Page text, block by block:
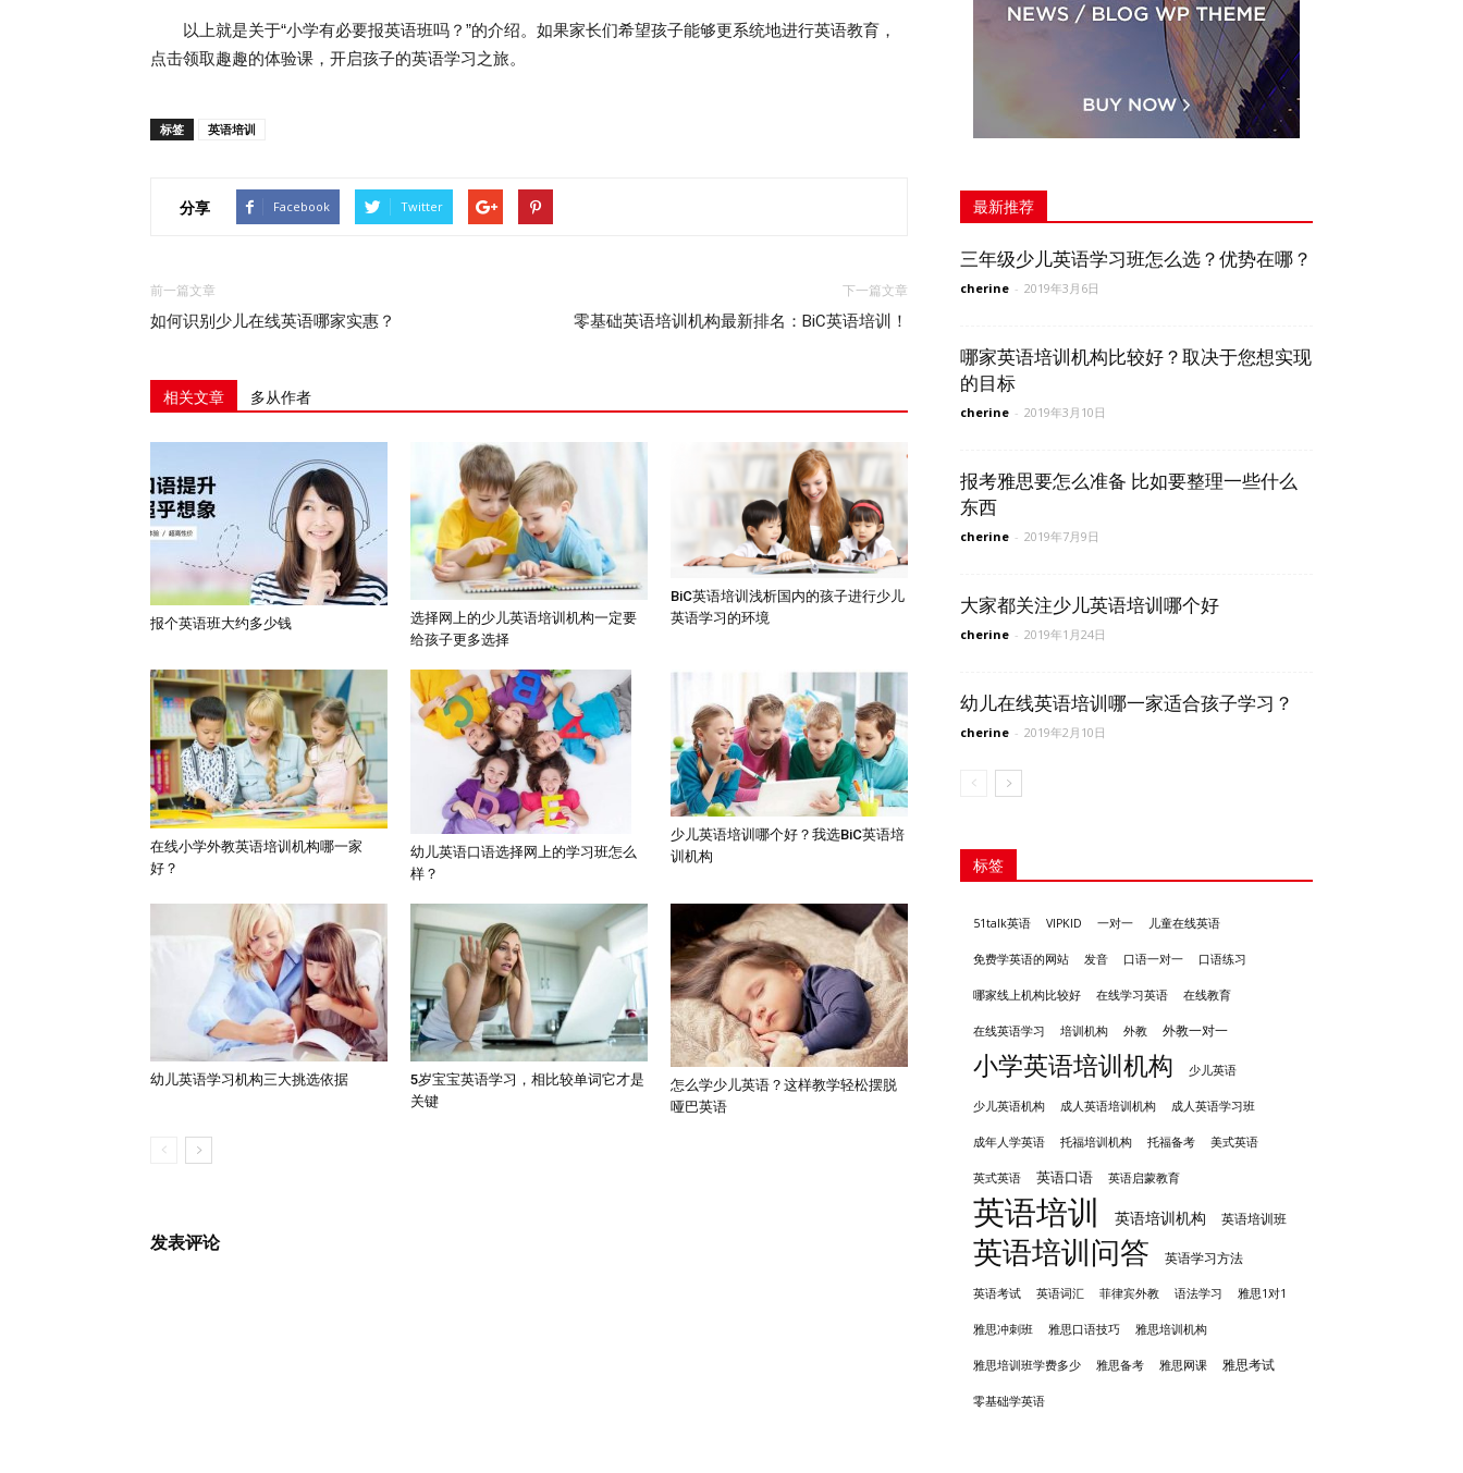
以上就是关于“小学有必要报英语班吗？”的介绍。如果家长们希望孩子能够更系统地进行英语教育，
点击领取趣趣的体验课，开启孩子的英语学习之旅。
标签 英语培训
分享 Facebook Twitter
前一篇文章
如何识别少儿在线英语哪家实惠？
下一篇文章
零基础英语培训机构最新排名：BiC英语培训！
相关文章 多从作者
报个英语班大约多少钱
选择网上的少儿英语培训机构一定要
给孩子更多选择
BiC英语培训浅析国内的孩子进行少儿
英语学习的环境
在线小学外教英语培训机构哪一家
好？
幼儿英语口语选择网上的学习班怎么
样？
少儿英语培训哪个好？我选BiC英语培
训机构
幼儿英语学习机构三大挑选依据
5岁宝宝英语学习，相比较单词它才是
关键
怎么学少儿英语？这样教学轻松摆脱
哑巴英语
发表评论
最新推荐
三年级少儿英语学习班怎么选？优势在哪？
cherine - 2019年3月6日
哪家英语培训机构比较好？取决于您想实现
的目标
cherine - 2019年3月10日
报考雅思要怎么准备 比如要整理一些什么
东西
cherine - 2019年7月9日
大家都关注少儿英语培训哪个好
cherine - 2019年1月24日
幼儿在线英语培训哪一家适合孩子学习？
cherine - 2019年2月10日
标签
51talk英语 VIPKID 一对一 儿童在线英语
免费学英语的网站 发音 口语一对一 口语练习
哪家线上机构比较好 在线学习英语 在线教育
在线英语学习 培训机构 外教 外教一对一
小学英语培训机构 少儿英语
少儿英语机构 成人英语培训机构 成人英语学习班
成年人学英语 托福培训机构 托福备考 美式英语
英式英语 英语口语 英语启蒙教育
英语培训 英语培训机构 英语培训班
英语培训问答 英语学习方法
英语考试 英语词汇 菲律宾外教 语法学习 雅思1对1
雅思冲刺班 雅思口语技巧 雅思培训机构
雅思培训班学费多少 雅思备考 雅思网课 雅思考试
零基础学英语